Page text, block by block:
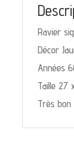
Ravier
Décor
Années
Taille 27
Très bon